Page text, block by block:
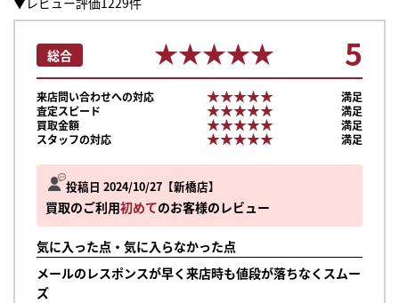
投稿日 2024/10/27 新橋店
買取のご利用初めてのお客様のレビュー
気に入った点・気に入らなかった点
メールのレスポンスが早く来店時も値段が落ちなくスムー
ズ
総合 ★★★★★
★★★★★ 5
来店問い合わせへの対応 ★★★★★
★★★★★
満足
査定スピード
★★★★★
★★★★★
満足
買取金額
★★★★★
★★★★★
満足
スタッフの対応
★★★★★
★★★★★ 満足